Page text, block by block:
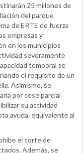
25 millones de
del parque
de ERTE de fuerza
empresas y
en los municipios
severamente
temporal se
el requisito de un
Asimismo, se
por cese parcial
su actividad
ayuda, equivalente al
el corte de
Además, se